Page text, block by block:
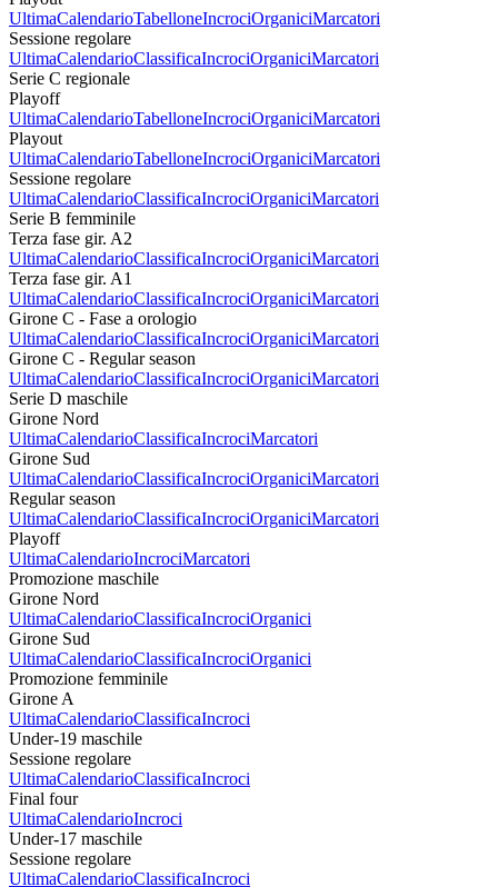
UltimaCalendarioTabelloneIncrociOrganiciMarcatori
Sessione regolare
UltimaCalendarioClassificaIncrociOrganiciMarcatori
Serie C regionale
Playoff
UltimaCalendarioTabelloneIncrociOrganiciMarcatori
Playout
UltimaCalendarioTabelloneIncrociOrganiciMarcatori
Sessione regolare
UltimaCalendarioClassificaIncrociOrganiciMarcatori
Serie B femminile
Terza fase gir. A2
UltimaCalendarioClassificaIncrociOrganiciMarcatori
Terza fase gir. A1
UltimaCalendarioClassificaIncrociOrganiciMarcatori
Girone C - Fase a orologio
UltimaCalendarioClassificaIncrociOrganiciMarcatori
Girone C - Regular season
UltimaCalendarioClassificaIncrociOrganiciMarcatori
Serie D maschile
Girone Nord
UltimaCalendarioClassificaIncrociMarcatori
Girone Sud
UltimaCalendarioClassificaIncrociOrganiciMarcatori
Regular season
UltimaCalendarioClassificaIncrociOrganiciMarcatori
Playoff
UltimaCalendarioIncrociMarcatori
Promozione maschile
Girone Nord
UltimaCalendarioClassificaIncrociOrganici
Girone Sud
UltimaCalendarioClassificaIncrociOrganici
Promozione femminile
Girone A
UltimaCalendarioClassificaIncroci
Under-19 maschile
Sessione regolare
UltimaCalendarioClassificaIncroci
Final four
UltimaCalendarioIncroci
Under-17 maschile
Sessione regolare
UltimaCalendarioClassificaIncroci